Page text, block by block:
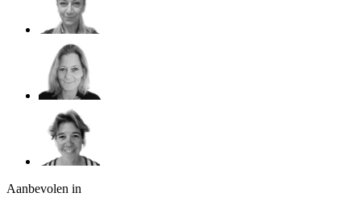
Aanbevolen in